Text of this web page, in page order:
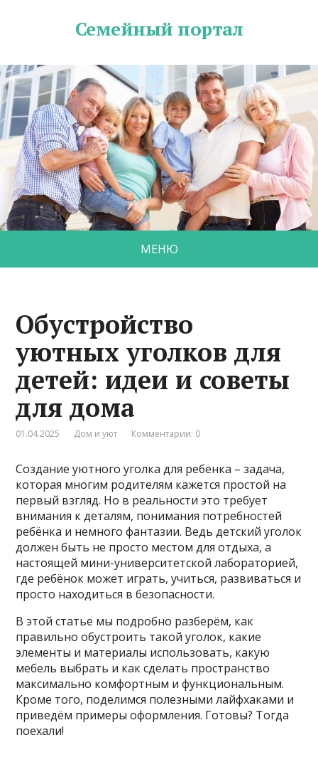
Семейный портал
МЕНЮ
Обустройство
уютных уголков для
детей: идеи и советы
для дома
01.04.2025 Дом и уют Комментарии: 0
Создание уютного уголка для ребёнка – задача,
которая многим родителям кажется простой на
первый взгляд. Но в реальности это требует
внимания к деталям, понимания потребностей
ребёнка и немного фантазии. Ведь детский уголок
должен быть не просто местом для отдыха, а
настоящей мини-университетской лабораторией,
где ребёнок может играть, учиться, развиваться и
просто находиться в безопасности.
В этой статье мы подробно разберём, как
правильно обустроить такой уголок, какие
элементы и материалы использовать, какую
мебель выбрать и как сделать пространство
максимально комфортным и функциональным.
Кроме того, поделимся полезными лайфхаками и
приведём примеры оформления. Готовы? Тогда
поехали!